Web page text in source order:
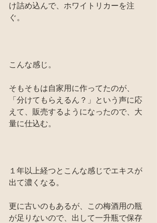
け詰め込んで、ホワイトリカーを注
ぐ。
こんな感じ。
そもそもは自家用に作ってたのが、
「分けてもらえるん？」という声に応
えて、販売するようになったので、大
量に仕込む。
１年以上経つとこんな感じでエキスが
出て濃くなる。
更に古いのもあるが、この梅酒用の瓶
が足りないので、出して一升瓶で保存